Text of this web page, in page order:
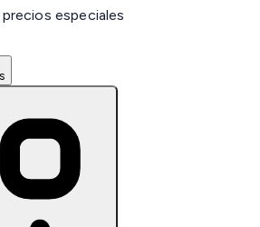
especiales